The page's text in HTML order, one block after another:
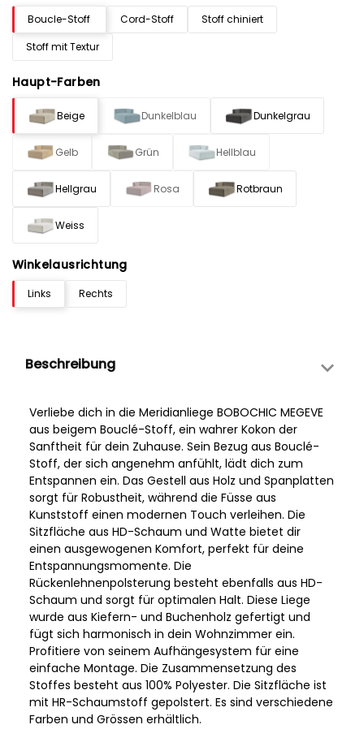
Boucle-Stoff Cord-Stoff
Stoff chiniert
Stoff mit Textur
Haupt-Farben
Beige Dunkelblau Dunkelgrau
Gelb Grün Hellblau
Hellgrau Rosa Rotbraun
Weiss
Winkelausrichtung
Links Rechts
Beschreibung
Verliebe dich in die Meridianliege BOBOCHIC MEGEVE
aus beigem Bouclé-Stoff, ein wahrer Kokon der
Sanftheit für dein Zuhause. Sein Bezug aus Bouclé-
Stoff, der sich angenehm anfühlt, lädt dich zum
Entspannen ein. Das Gestell aus Holz und Spanplatten
sorgt für Robustheit, während die Füsse aus
Kunststoff einen modernen Touch verleihen. Die
Sitzfläche aus HD-Schaum und Watte bietet dir
einen ausgewogenen Komfort, perfekt für deine
Entspannungsmomente. Die
Rückenlehnenpolsterung besteht ebenfalls aus HD-
Schaum und sorgt für optimalen Halt. Diese Liege
wurde aus Kiefern- und Buchenholz gefertigt und
fügt sich harmonisch in dein Wohnzimmer ein.
Profitiere von seinem Aufhängesystem für eine
einfache Montage. Die Zusammensetzung des
Stoffes besteht aus 100% Polyester. Die Sitzfläche ist
mit HR-Schaumstoff gepolstert. Es sind verschiedene
Farben und Grössen erhältlich.